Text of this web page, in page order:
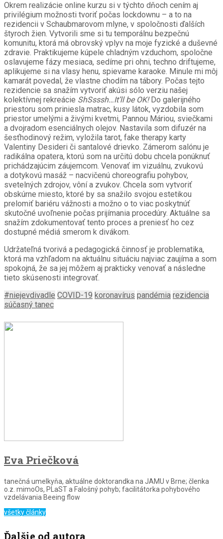
Okrem realizácie online kurzu si v týchto dňoch cením aj
privilégium možnosti tvoriť počas lockdownu – a to na
rezidencii v Schaubmarovom mlyne, v spoločnosti ďalších
štyroch žien. Vytvorili sme si tu temporálnu bezpečnú
komunitu, ktorá má obrovský vplyv na moje fyzické a duševné
zdravie. Praktikujeme kúpele chladným vzduchom, spoločne
oslavujeme fázy mesiaca, sedíme pri ohni, techno driftujeme,
aplikujeme si na vlasy henu, spievame karaoke. Minule mi môj
kamarát povedal, že vlastne chodím na tábory. Počas tejto
rezidencie sa snažím vytvoriť akúsi sólo verziu našej
kolektívnej rekreácie ShSsssh…It’ll be OK! Do galerijného
priestoru som priniesla matrac, kusy látok, vyzdobila som
priestor umelými a živými kvetmi, Pannou Máriou, sviečkami
a dvojradom esenciálnych olejov. Nastavila som difuzér na
šesťhodinový režim, vyložila tarot, fake therapy karty
Valentiny Desideri či santalové drievko. Zámerom salónu je
radikálna opatera, ktorú som na určitú dobu chcela ponúknuť
prichádzajúcim záujemcom. Venovať im vizuálnu, zvukovú
a dotykovú masáž – nacvičenú choreografiu pohybov,
svetelných zdrojov, vôní a zvukov. Chcela som vytvoriť
obskúrne miesto, ktoré by sa snažilo svojou estetikou
prelomiť bariéru vážnosti a možno o to viac poskytnúť
skutočné uvoľnenie počas prijímania procedúry. Aktuálne sa
snažím zdokumentovať tento proces a preniesť ho cez
dostupné médiá smerom k divákom.
Udržateľná tvorivá a pedagogická činnosť je problematika,
ktorá ma vzhľadom na aktuálnu situáciu najviac zaujíma a som
spokojná, že sa jej môžem aj prakticky venovať a následne
tieto skúsenosti integrovať.
#niejevdivadle COVID-19 koronavírus pandémia rezidencia
súčasný tanec
Eva Priečková
tanečná umelkyňa, aktuálne doktorandka na JAMU v Brne; členka
o.z. mimoOs, PLaST a Falošný pohyb; facilitátorka pohybového
vzdelávania Beeing flow
všetky články
Ďalšie od autora